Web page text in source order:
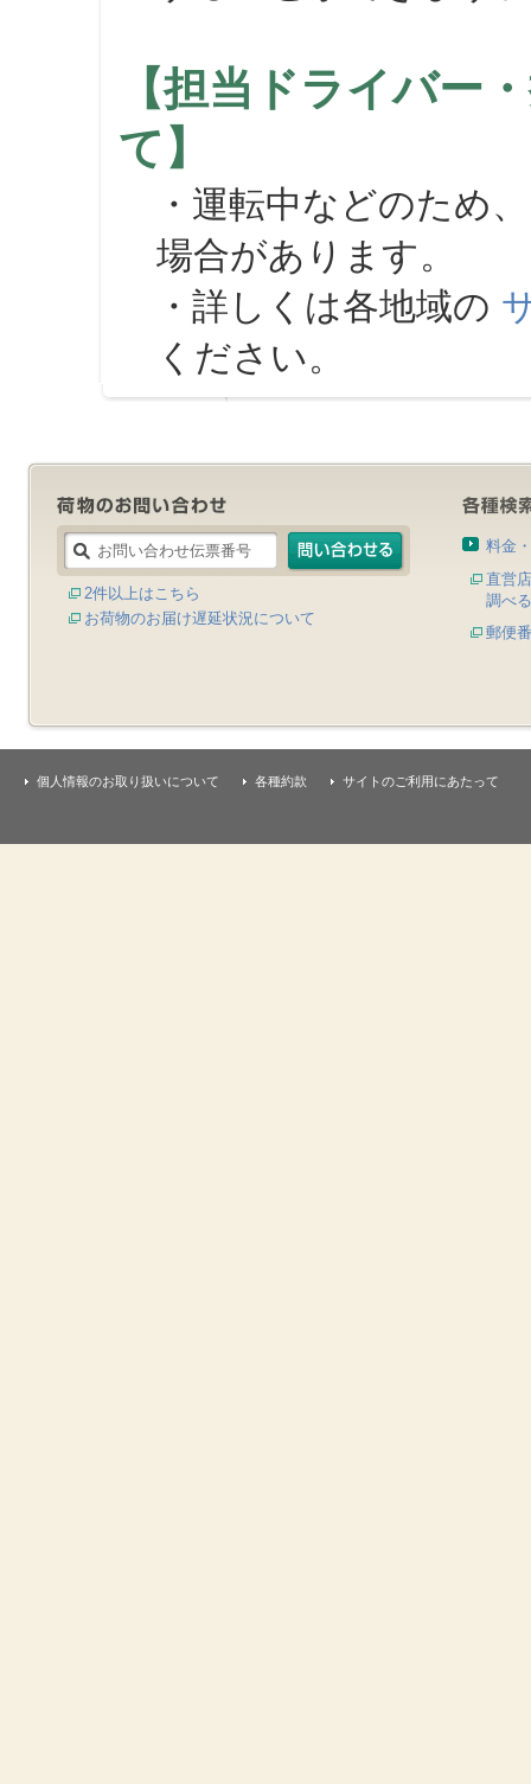
【担当ドライバー
て】
・運転中などのため
場合があります。
・詳しくは各地域の
ください。
2件以上はこちら
お荷物のお届け遅延状況について
料金
直営
調べる
郵便
個人情報のお取り扱いについて 各種約款 サイトのご利用にあたって